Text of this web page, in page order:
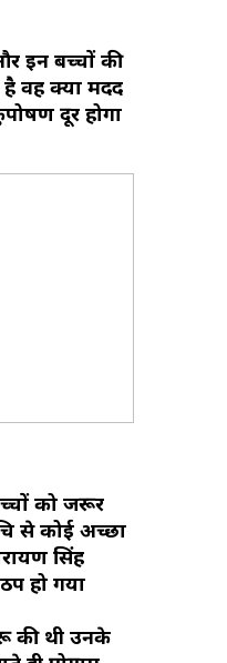
इन बच्चों की
वह क्या मदद
दूर होगा
को जरूर
से कोई अच्छा
सिंह
हो गया
की थी उनके